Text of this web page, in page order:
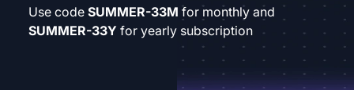
Use code SUMMER-33M for monthly and
SUMMER-33Y for yearly subscription